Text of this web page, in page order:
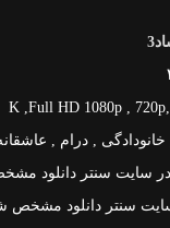
3
K ,Full HD 1080p ,
, درام ,
در سایت سنتر دانلود
سنتر دانلود مشخص